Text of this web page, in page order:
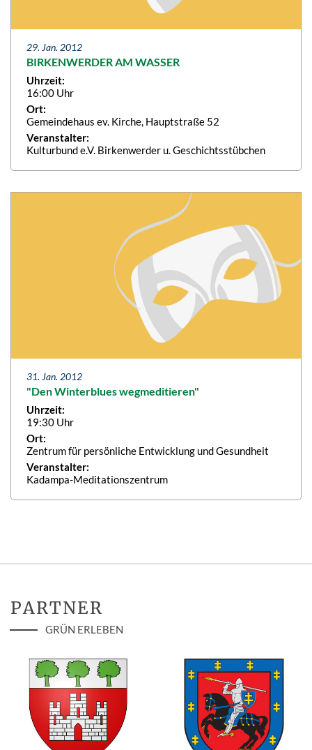
29. Jan. 2012
BIRKENWERDER AM WASSER
Uhrzeit:
16:00 Uhr
Ort:
Gemeindehaus ev. Kirche, Hauptstraße 52
Veranstalter:
Kulturbund e.V. Birkenwerder u. Geschichtsstübchen
31. Jan. 2012
"Den Winterblues wegmeditieren"
Uhrzeit:
19:30 Uhr
Ort:
Zentrum für persönliche Entwicklung und Gesundheit
Veranstalter:
Kadampa-Meditationszentrum
PARTNER
GRÜN ERLEBEN